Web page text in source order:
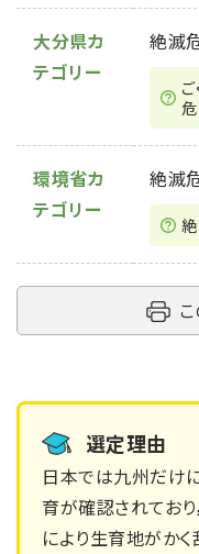
大分県カ
テゴリー
絶滅
環境省カ
テゴリー
絶滅
選定理由
日本では九州だけ
育が確認されてお
により生育地がか